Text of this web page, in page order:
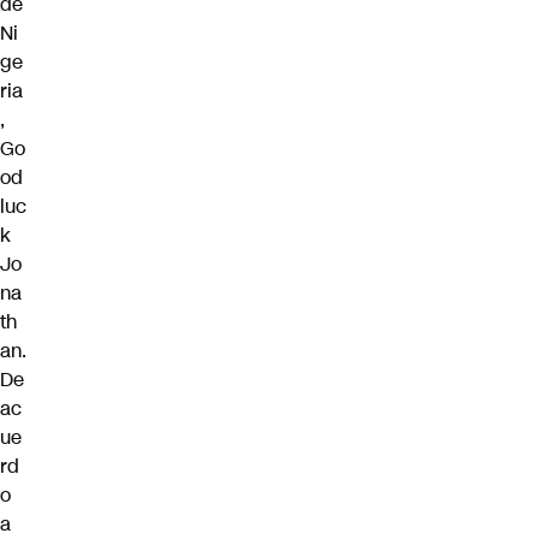
Ni
ge
ria
,
Go
od
luc
k
Jo
na
th
an.
De
ac
ue
rd
o
a